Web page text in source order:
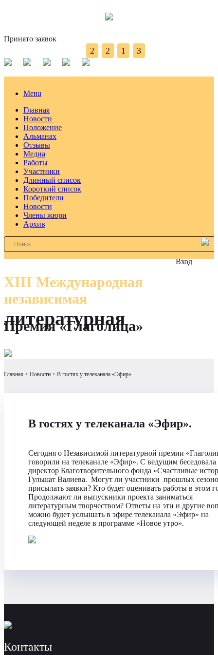
Принято заявок
2 2 1 3
Menu
Главная
Новости
Положение
Альманах
Отзывы
Медиа
Работы
Участники
Длинный список
Короткий список
Победители
Новости
Члены жюри
Архив
Вход
XIII Международная
независимая
литературная
Премия «Глаголица»
Главная Новости В гостях у телеканала «Эфир».
В гостях у телеканала «Эфир».
Сегодня о Независимой литературной премии
говорили на телеканале «Эфир». С ведущим беседовала
директор Благотворительного фонда «Счастливые
Гульшат Валиева. Могут ли участники прошлых
присылать заявки? Кто будет оценивать работы в этом
Продолжают ли выпускники проекта заниматься
литературным творчеством? Ответы на эти и другие
можно будет услышать в эфире телеканала «Эфир» на
следующей неделе в программе «Новое утро».
Контакты